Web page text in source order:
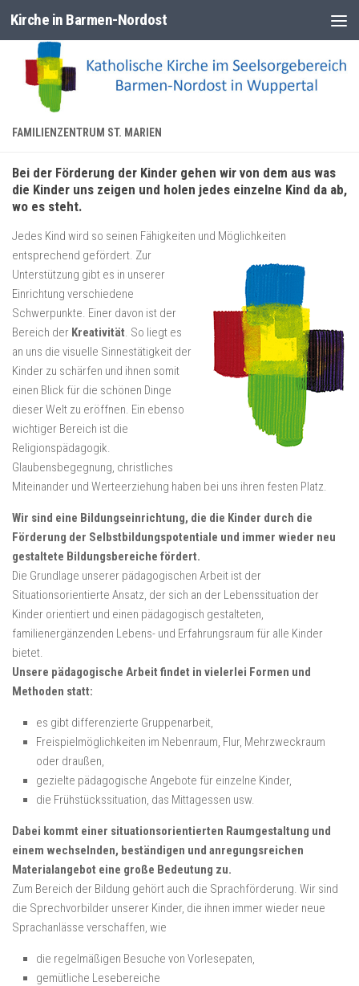
Zum Inhalt springen
Kirche in Barmen-Nordost
FAMILIENZENTRUM ST. MARIEN
Bei der Förderung der Kinder gehen wir von dem aus was
die Kinder uns zeigen und holen jedes einzelne Kind da ab,
wo es steht.
Jedes Kind wird so seinen Fähigkeiten und Möglichkeiten
entsprechend gefördert. Zur
Unterstützung gibt es in unserer
Einrichtung verschiedene
Schwerpunkte. Einer davon ist der
Bereich der Kreativität. So liegt es
an uns die visuelle Sinnestätigkeit der
Kinder zu schärfen und ihnen somit
einen Blick für die schönen Dinge
dieser Welt zu eröffnen. Ein ebenso
wichtiger Bereich ist die
Religionspädagogik.
Glaubensbegegnung, christliches
Miteinander und Werteerziehung haben bei uns ihren festen Platz.
Wir sind eine Bildungseinrichtung, die die Kinder durch die
Förderung der Selbstbildungspotentiale und immer wieder neu
gestaltete Bildungsbereiche fördert.
Die Grundlage unserer pädagogischen Arbeit ist der
Situationsorientierte Ansatz, der sich an der Lebenssituation der
Kinder orientiert und einen pädagogisch gestalteten,
familienergänzenden Lebens- und Erfahrungsraum für alle Kinder
bietet.
Unsere pädagogische Arbeit findet in vielerlei Formen und
Methoden statt:
es gibt differenzierte Gruppenarbeit,
Freispielmöglichkeiten im Nebenraum, Flur, Mehrzweckraum
oder draußen,
gezielte pädagogische Angebote für einzelne Kinder,
die Frühstückssituation, das Mittagessen usw.
Dabei kommt einer situationsorientierten Raumgestaltung und
einem wechselnden, beständigen und anregungsreichen
Materialangebot eine große Bedeutung zu.
Zum Bereich der Bildung gehört auch die Sprachförderung. Wir sind
die Sprechvorbilder unserer Kinder, die ihnen immer wieder neue
Sprachanlässe verschaffen, wie
die regelmäßigen Besuche von Vorlesepaten,
gemütliche Lesebereiche